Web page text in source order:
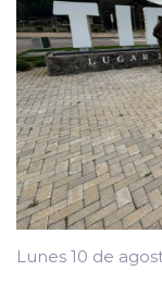
Lunes 10 de